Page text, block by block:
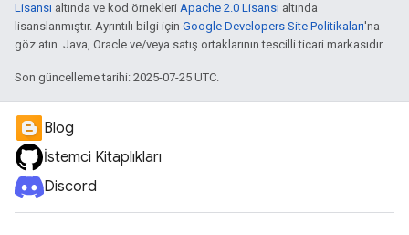
Lisansı altında ve kod örnekleri Apache 2.0 Lisansı altında
lisanslanmıştır. Ayrıntılı bilgi için Google Developers Site Politikaları'na
göz atın. Java, Oracle ve/veya satış ortaklarının tescilli ticari markasıdır.
Son güncelleme tarihi: 2025-07-25 UTC.
Blog
İstemci Kitaplıkları
Discord